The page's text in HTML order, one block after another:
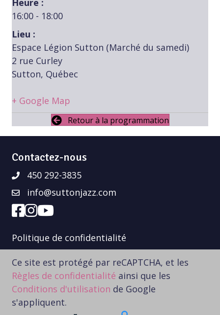
Heure :
16:00 - 18:00
Lieu :
Espace Légion Sutton (Marché du samedi)
2 rue Curley
Sutton, Québec
+ Google Map
Retour à la programmation
Contactez-nous
450 292-3835
info@suttonjazz.com
Politique de confidentialité
Ce site est protégé par reCAPTCHA, et les
Règles de confidentialité ainsi que les
Conditions d'utilisation de Google
s'appliquent.